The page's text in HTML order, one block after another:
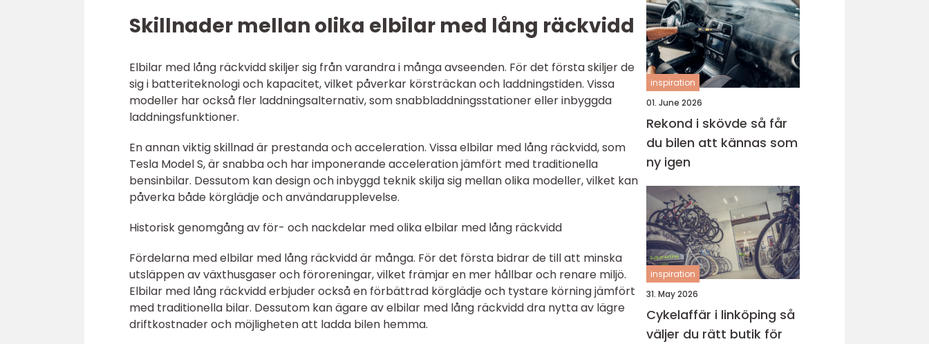
Skillnader mellan olika elbilar med lång räckvidd
Elbilar med lång räckvidd skiljer sig från varandra i många avseenden. För det första skiljer de
sig i batteriteknologi och kapacitet, vilket påverkar körsträckan och laddningstiden. Vissa
modeller har också fler laddningsalternativ, som snabbladdningsstationer eller inbyggda
laddningsfunktioner.
En annan viktig skillnad är prestanda och acceleration. Vissa elbilar med lång räckvidd, som
Tesla Model S, är snabba och har imponerande acceleration jämfört med traditionella
bensinbilar. Dessutom kan design och inbyggd teknik skilja sig mellan olika modeller, vilket kan
påverka både körglädje och användarupplevelse.
Historisk genomgång av för- och nackdelar med olika elbilar med lång räckvidd
Fördelarna med elbilar med lång räckvidd är många. För det första bidrar de till att minska
utsläppen av växthusgaser och föroreningar, vilket främjar en mer hållbar och renare miljö.
Elbilar med lång räckvidd erbjuder också en förbättrad körglädje och tystare körning jämfört
med traditionella bilar. Dessutom kan ägare av elbilar med lång räckvidd dra nytta av lägre
driftkostnader och möjligheten att ladda bilen hemma.
inspiration
01. June 2026
Rekond i skövde så får
du bilen att kännas som
ny igen
inspiration
31. May 2026
Cykelaffär i linköping så
väljer du rätt butik för